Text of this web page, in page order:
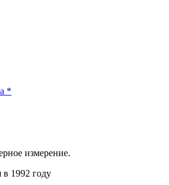
*
измерение.
1992 году